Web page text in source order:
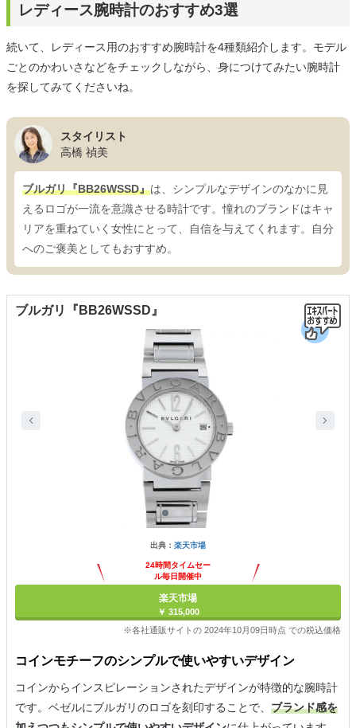
レディース腕時計のおすすめ3選
続いて、レディース用のおすすめ腕時計を4種類紹介します。モデル
ごとのかわいさなどをチェックしながら、身につけてみたい腕時計
を探してみてくださいね。
スタイリスト
高橋 禎美
ブルガリ『BB26WSSD』は、シンプルなデザインのなかに見
えるロゴが一流を意識させる時計です。憧れのブランドはキャ
リアを重ねていく女性にとって、自信を与えてくれます。自分
へのご褒美としてもおすすめ。
ブルガリ『BB26WSSD』
出典： 楽天市場
24時間タイムセー
ル毎日開催中
楽天市場
￥ 315,000
※各社通販サイトの 2024年10月09日時点 での税込価格
コインモチーフのシンプルで使いやすいデザイン
コインからインスピレーションされたデザインが特徴的な腕時計
です。ベゼルにブルガリのロゴを刻印することで、 ブランド感を